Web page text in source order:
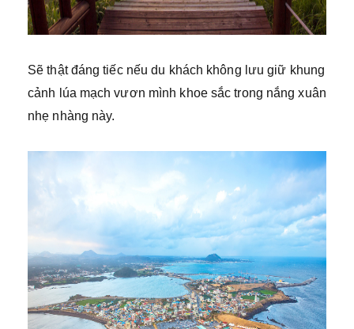
Sẽ thật đáng tiếc nếu du khách không lưu giữ khung
cảnh lúa mạch vươn mình khoe sắc trong nắng xuân
nhẹ nhàng này.